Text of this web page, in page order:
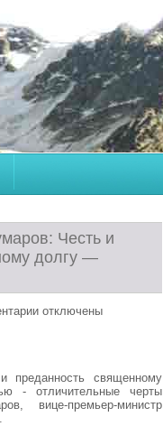
Честь и
долгу —
отключены
преданность священному
- отличительные черты
вице-премьер-министр